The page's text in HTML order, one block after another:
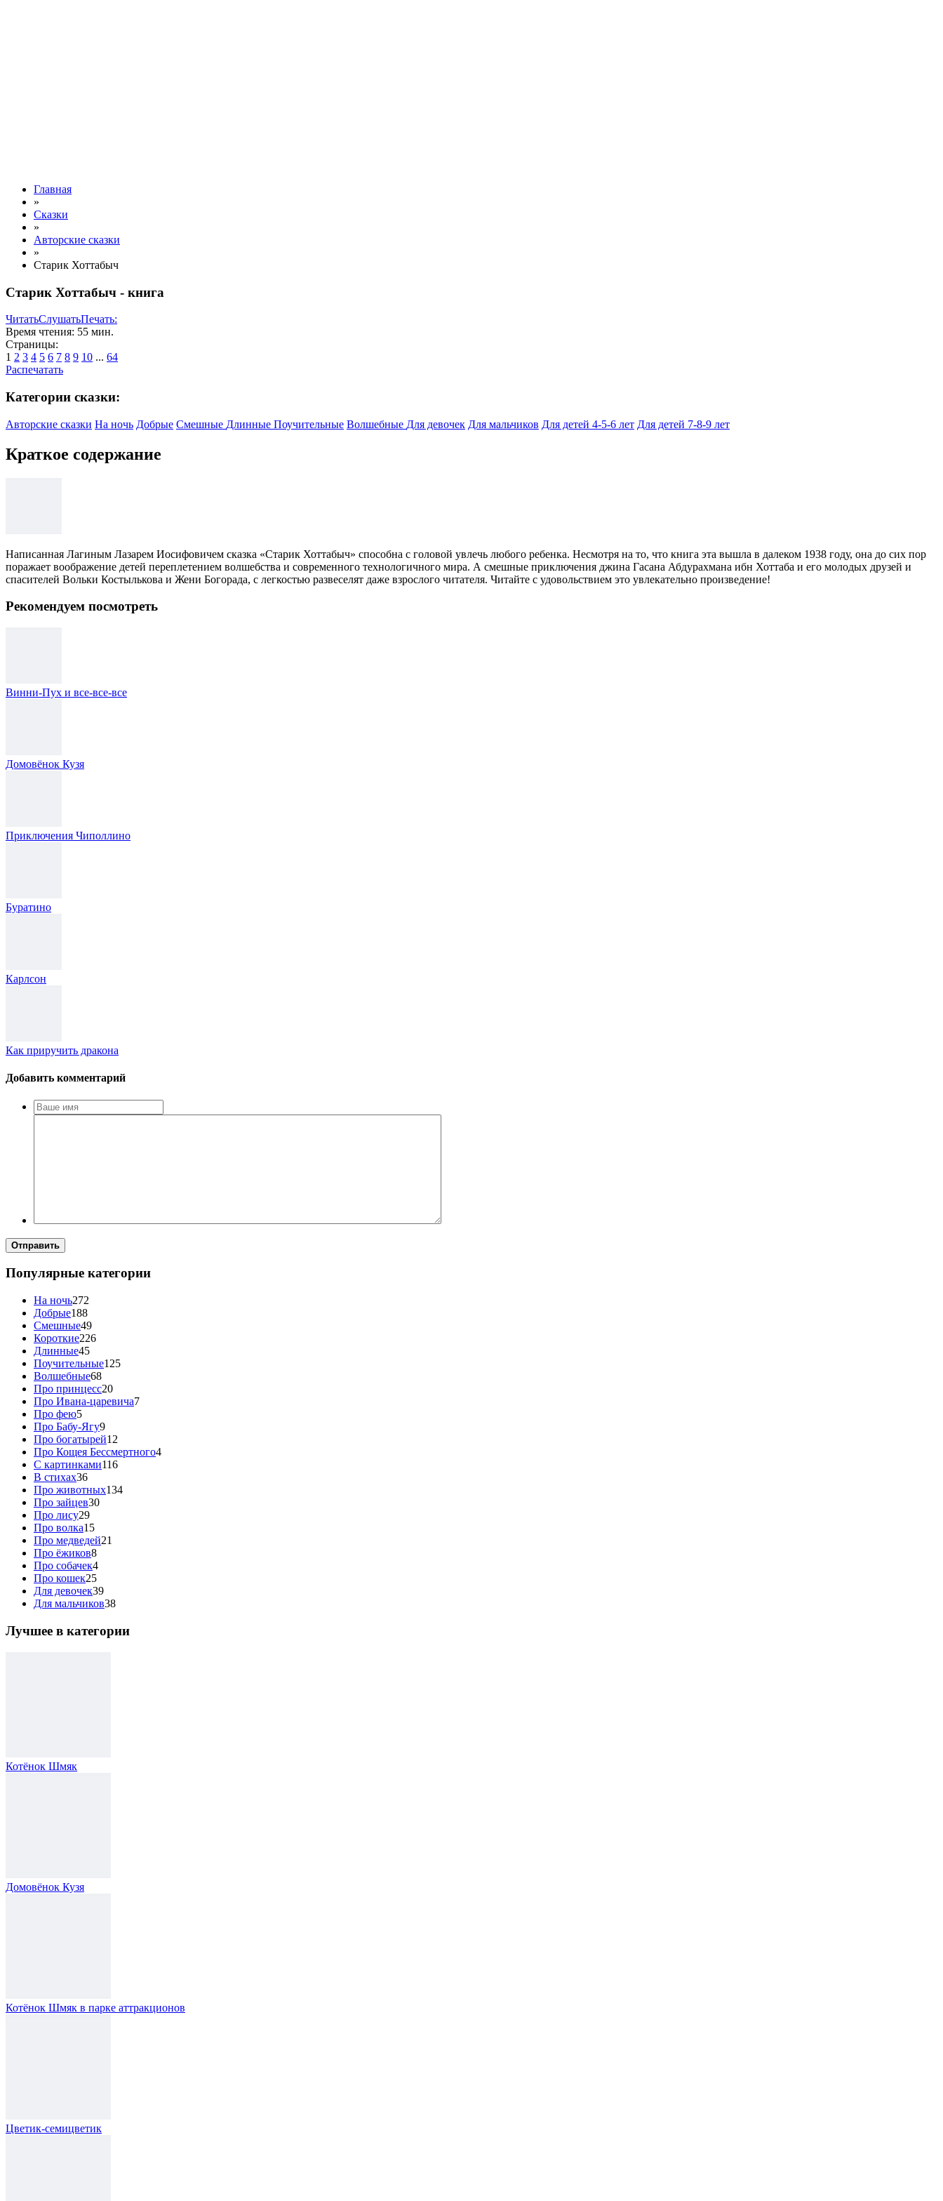
Главная
»
Сказки
»
Авторские сказки
»
Старик Хоттабыч
Старик Хоттабыч - книга
ЧитатьСлушатьПечать:
Время чтения: 55 мин.
Страницы:
1 2 3 4 5 6 7 8 9 10 ... 64
Распечатать
Категории сказки:
Авторские сказки На ночь Добрые Смешные Длинные Поучительные Волшебные Для девочек Для мальчиков Для детей 4-5-6 лет Для детей 7-8-9 лет
Краткое содержание
Написанная Лагиным Лазарем Иосифовичем сказка «Старик Хоттабыч» способна с головой увлечь любого ребенка. Несмотря на то, что книга эта вышла в далеком 1938 году, она до сих пор
поражает воображение детей переплетением волшебства и современного технологичного мира. А смешные приключения джина Гасана Абдурахмана ибн Хоттаба и его молодых друзей и
спасителей Вольки Костылькова и Жени Богорада, с легкостью развеселят даже взрослого читателя. Читайте с удовольствием это увлекательно произведение!
Рекомендуем посмотреть
Винни-Пух и все-все-все
Домовёнок Кузя
Приключения Чиполлино
Буратино
Карлсон
Как приручить дракона
Добавить комментарий
Отправить
Популярные категории
На ночь272
Добрые188
Смешные49
Короткие226
Длинные45
Поучительные125
Волшебные68
Про принцесс20
Про Ивана-царевича7
Про фею5
Про Бабу-Ягу9
Про богатырей12
Про Кощея Бессмертного4
С картинками116
В стихах36
Про животных134
Про зайцев30
Про лису29
Про волка15
Про медведей21
Про ёжиков8
Про собачек4
Про кошек25
Для девочек39
Для мальчиков38
Лучшее в категории
Котёнок Шмяк
Домовёнок Кузя
Котёнок Шмяк в парке аттракционов
Цветик-семицветик